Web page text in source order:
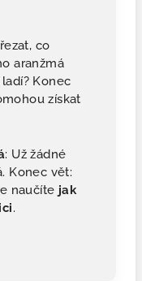
co
aranžmá
Konec
získat
: Už žádné
Konec vět:
naučíte jak
.